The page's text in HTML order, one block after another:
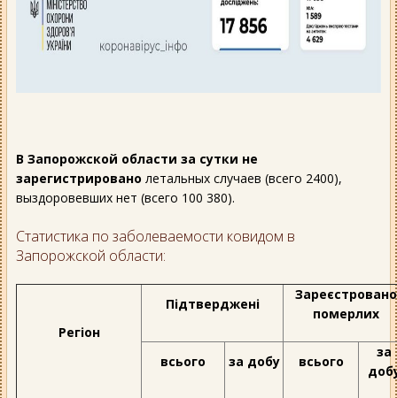
В Запорожской области за сутки не
зарегистрировано летальных случаев (всего 2400),
выздоровевших нет (всего 100 380).
Статистика по заболеваемости ковидом в
Запорожской области:
Регіон
Підтверджені
Зареєстровано
померлих
всього за добу всього
за